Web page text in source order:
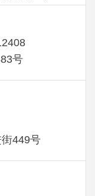
号
449号